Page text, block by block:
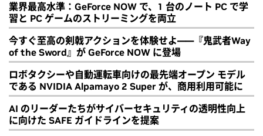
業界最高水準：GeForce NOW で、1 台のノート PC で学
習と PC ゲームのストリーミングを両立
今すぐ至高の剣戟アクションを体験せよ――『鬼武者Way
of the Sword』が GeForce NOW に登場
ロボタクシーや自動運転車向けの最先端オープン モデル
である NVIDIA Alpamayo 2 Super が、商用利用可能に
AI のリーダーたちがサイバーセキュリティの透明性向上
に向けた SAFE ガイドラインを提案